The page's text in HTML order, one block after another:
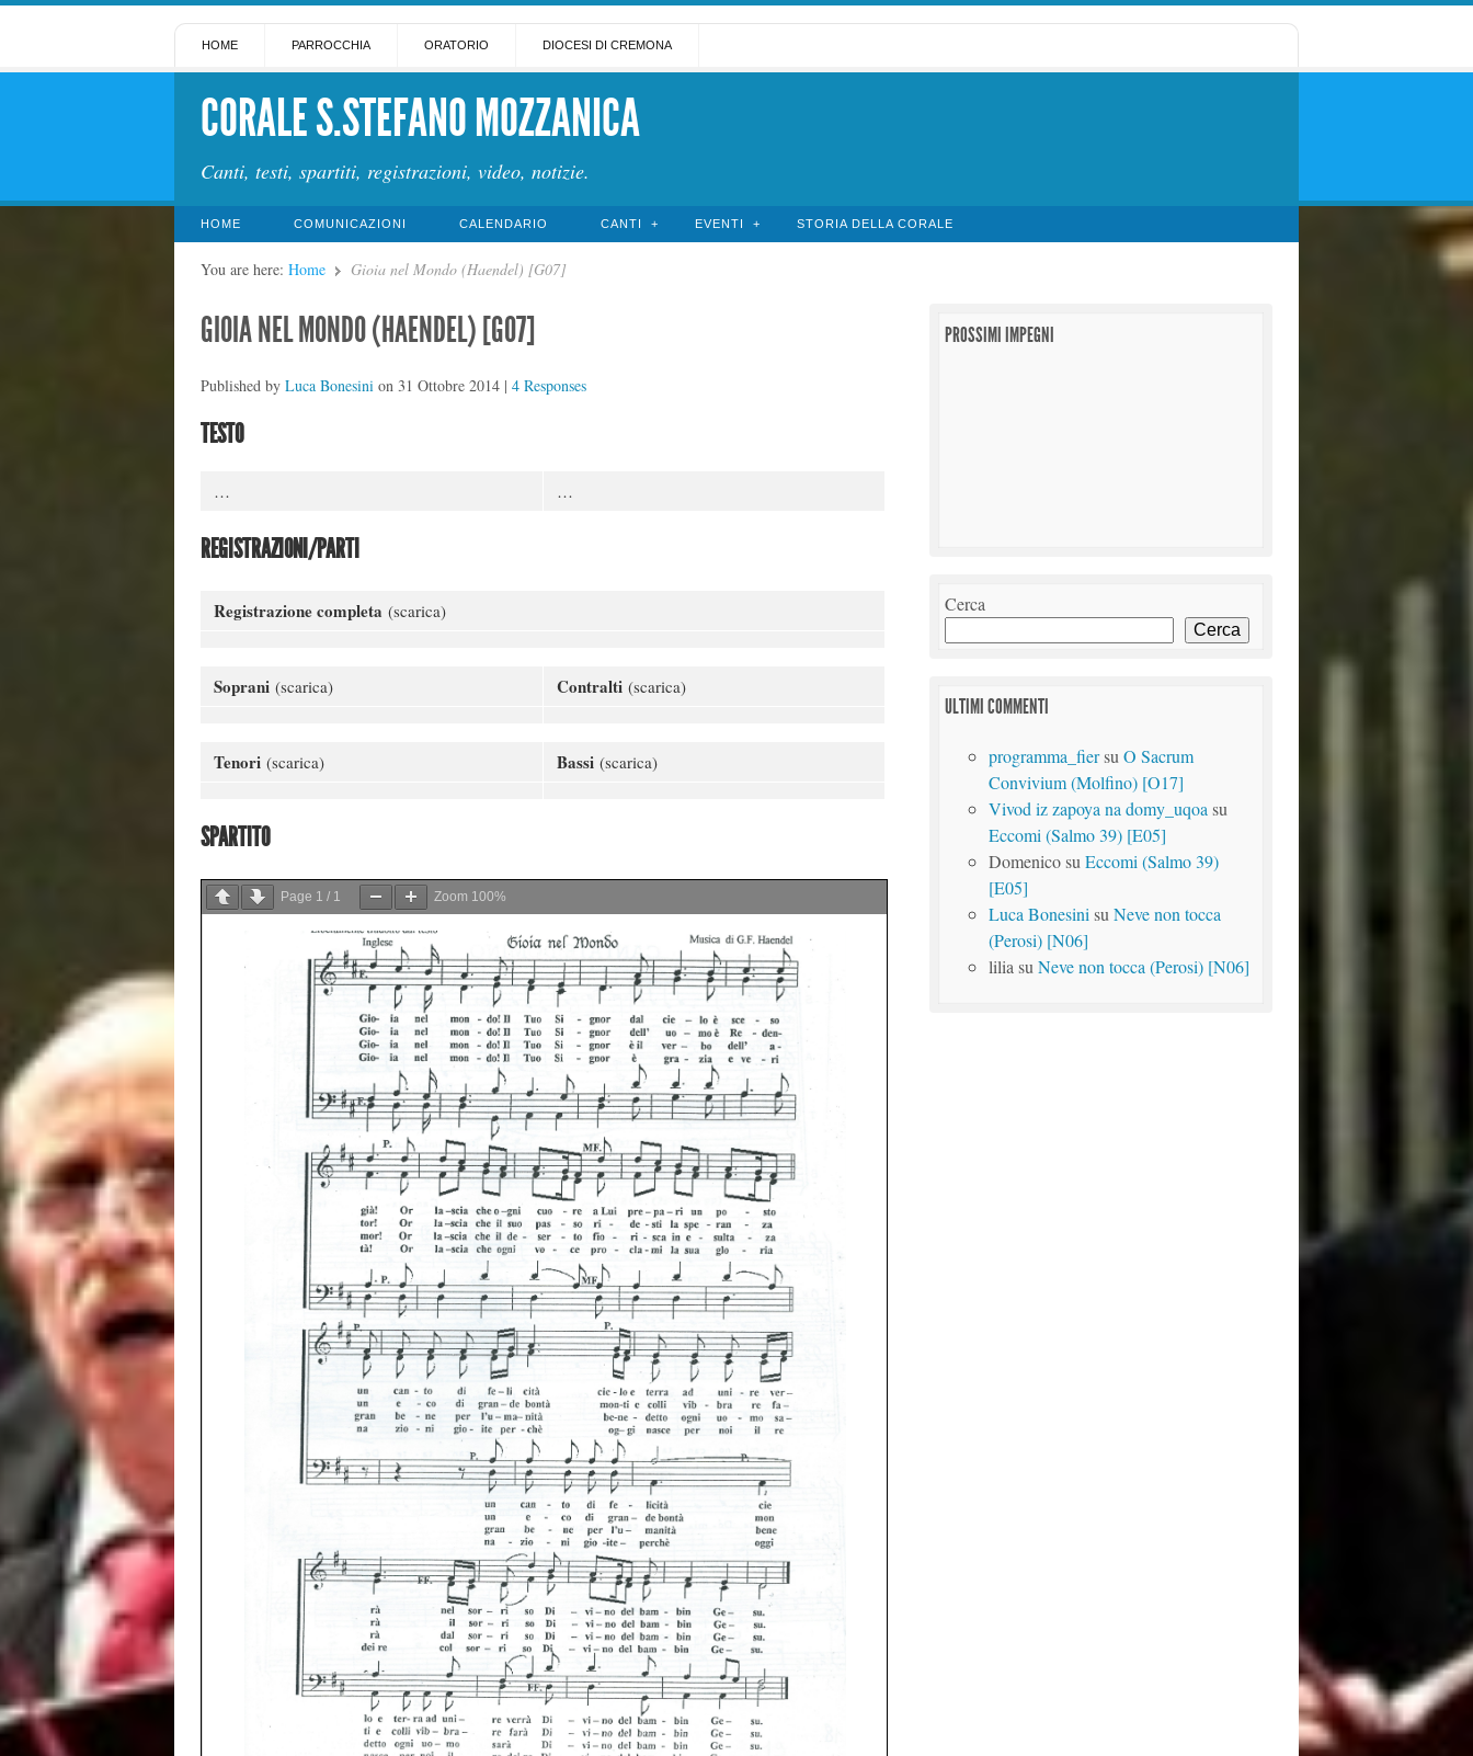
HOME PARROCCHIA ORATORIO DIOCESI DI CREMONA
CORALE S.STEFANO MOZZANICA
Canti, testi, spartiti, registrazioni, video, notizie.
HOME COMUNICAZIONI CALENDARIO CANTI EVENTI STORIA DELLA CORALE
You are here: Home Gioia nel Mondo (Haendel) [G07]
GIOIA NEL MONDO (HAENDEL) [G07]
Published by Luca Bonesinion 31 Ottobre 2014| 4 Responses
TESTO
… …
REGISTRAZIONI/PARTI
Registrazione completa (scarica)
Soprani(scarica) Contralti(scarica)
Tenori(scarica) Bassi (scarica)
SPARTITO
Page 1 / 1 Zoom 100%
PROSSIMI IMPEGNI
Cerca
Cerca
ULTIMI COMMENTI
programma_fiersuO Sacrum
Convivium (Molfino) [O17]
Vivod iz zapoya na domy_uqoa su
Eccomi (Salmo 39) [E05]
DomenicosuEccomi (Salmo 39)
[E05]
Luca Bonesini suNeve non tocca
(Perosi) [N06]
lilia suNeve non tocca (Perosi) [N06]